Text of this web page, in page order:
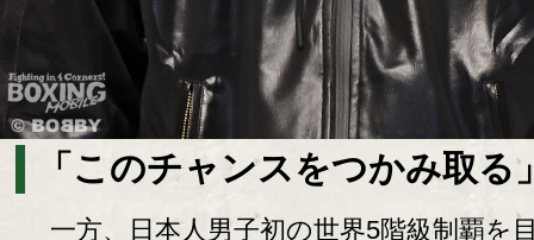
「このチャンスをつかみ取る
一方、日本人男子初の世界5階級制覇を